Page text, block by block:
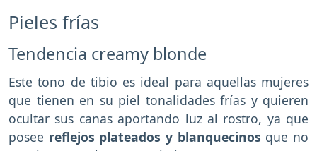
Pieles frías
Tendencia creamy blonde
Este tono de tibio es ideal para aquellas mujeres
que tienen en su piel tonalidades frías y quieren
ocultar sus canas aportando luz al rostro, ya que
posee reflejos plateados y blanquecinos que no